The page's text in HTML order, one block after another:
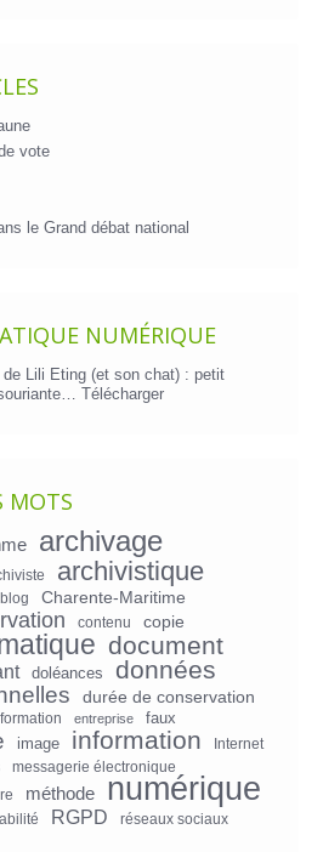
vote
le Grand débat national
NUMÉRIQUE
Lili Eting (et son chat) : petit
Télécharger
MOTS
archivage
archivistique
blog
Charente-Maritime
contenu
copie
document
doléances données
durée de conservation
entreprise faux
image information Internet
messagerie électronique
méthode numérique
RGPD réseaux sociaux